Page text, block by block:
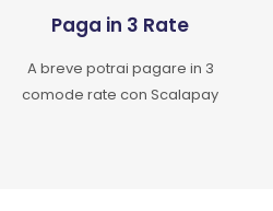
Paga in 3 Rate
A breve potrai pagare in 3
comode rate con Scalapay